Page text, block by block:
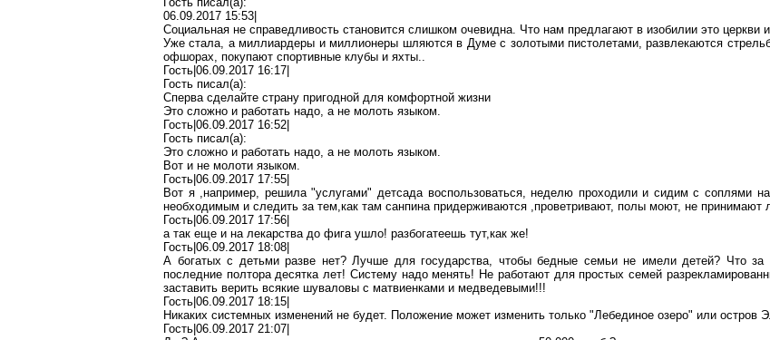
06.09.2017 15:53|
Социальная не справедливость становится слишком очевидна. Что нам предлагают в изобилии это церкви
Уже стала, а миллиардеры и миллионеры шляютсяв Думе с золотыми пистолетами, развлекаются
офшорах, покупают спортивные клубы и яхты..
Гость|06.09.2017 16:17|
Гость писал(a):
Спервасделайте страну пригодной для комфортной жизни
Это сложно и работать надо, а не молоть языком.
Гость|06.09.2017 16:52|
Гость писал(a):
Это сложно и работать надо, а не молоть языком.
Вот и не молоти языком.
Гость|06.09.2017 17:55|
Вот я,например, решила "услугами" детсада воспользоваться, неделю проходили и сидим с соплями
необходимым и следить за тем,как там санпинапридерживаются ,проветривают, полы моют, не принимают
Гость|06.09.2017 17:56|
а так еще и на лекарства до фига ушло! разбогатеешь тут,как же!
Гость|06.09.2017 18:08|
А богатых с детьми разве нет? Лучше для государства, чтобы бедные семьи не имели детей? Что за
последние полтора десятка лет! Систему надо менять! Не работают для простых семей
заставить верить всякие шуваловы с матвиенками и медведевыми!!!
Гость|06.09.2017 18:15|
Никаких системных изменений не будет. Положение может изменить только "Лебединое озеро" или остров
Гость|06.09.2017 21:07|